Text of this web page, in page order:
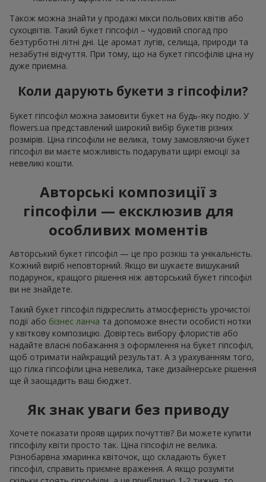
Також можна знайти у продажі мікси польових квітів або
сухоцвітів. Такий букет гіпсофіл – чудовий спогад про
безтурботні літні дні. Це аромат лугів, селища, природи та
незабутні відчуття. При тому, що на букет гіпсофілів ціна ну
дуже приємна.
Коли дарують букети з гіпсофіли?
Букет гіпсофіл можна замовити букет на будь-яку подію. У
flowers.ua представлений широкий вибір букетів різних
розмірів. Ціна гіпсофіли не велика, тому замовляючи букет
гіпсофіл ви маєте можливість подарувати щирі емоції за
невеликі кошти.
Авторські композиції з
гіпсофіли — ексклюзив для
особливих моментів
Авторський букет гіпсофіл — це про розкіш та унікальність.
Кожний виріб неповторний. Якщо ви шукаєте вишуканий
подарунок, кращого рішення ніж авторський букет гіпсофіл
ви не знайдете.
Такий букет гіпсофіл підкреслить атмосферність урочистої
події або бізнес ланча та допоможе внести особисті нотки
у квіткову композицію. Довіртесь вибору флористів або
надайте власні побажання з оформлення на букет гіпсофіл,
щоб отримати найкращий результат. А з урахуванням того,
що гілка гіпсофіли ціна невелика, таке дизайнерське рішення
ще й заощадить ваш бюджет.
Як знак уваги без приводу
Хочете показати прояв щирих почуттів? Ви можете купити
гіпсофілу квіти просто так. Ціна гіпсофіл не велика.
Різнобарвна хмаринка квіточок, що складають букет
гіпсофіл, справить приємне враження. А якщо розуміти